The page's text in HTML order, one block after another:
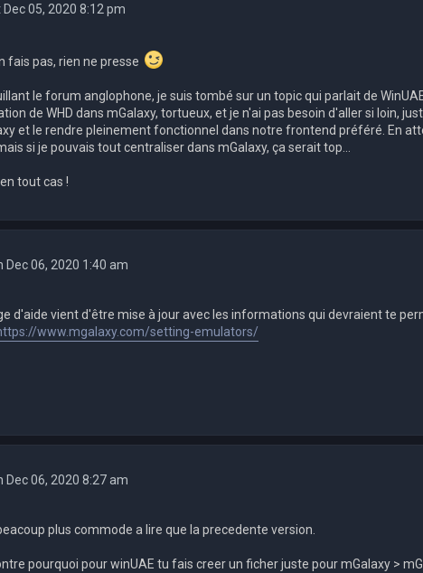
Dec 05, 2020 8:12 pm
fais pas, rien ne presse
le forum anglophone, je suis tombé sur un topic qui parlait de
de WHD dans mGalaxy, tortueux, et je n'ai pas besoin d'aller si loin,
et le rendre pleinement fonctionnel dans notre frontend préféré. En
si je pouvais tout centraliser dans mGalaxy, ça serait top...
tout cas !
Dec 06, 2020 1:40 am
d'aide vient d'être mise à jour avec les informations qui devraient te
www.mgalaxy.com/setting-emulators/
Dec 06, 2020 8:27 am
plus commode a lire que la precedente version.
pourquoi pour winUAE tu fais creer un ficher juste pour mGalaxy >